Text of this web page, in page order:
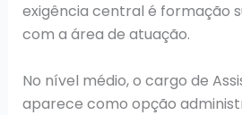
exigência central é formação
com a área de atuação.
No nível médio, o cargo de
aparece como opção